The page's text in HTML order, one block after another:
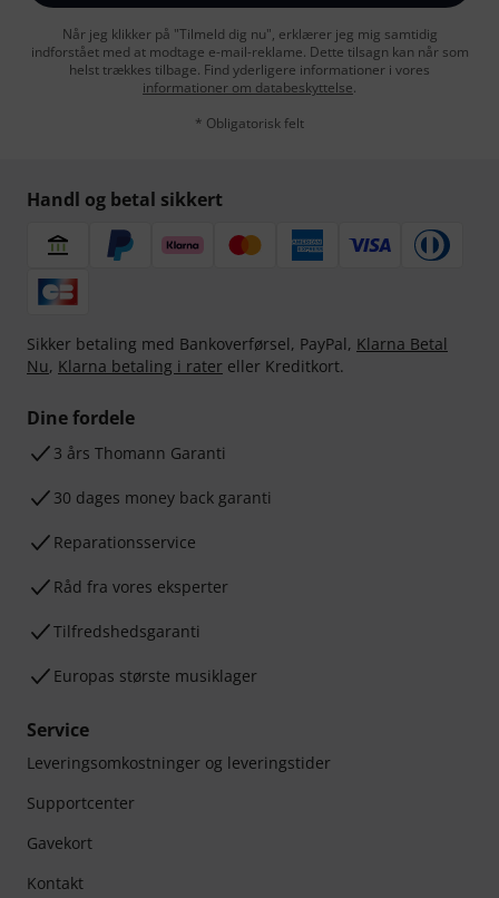
Når jeg klikker på "Tilmeld dig nu", erklærer jeg mig samtidig
indforstået med at modtage e-mail-reklame. Dette tilsagn kan når som
helst trækkes tilbage. Find yderligere informationer i vores
informationer om databeskyttelse.
* Obligatorisk felt
Handl og betal sikkert
Sikker betaling med Bankoverførsel, PayPal, Klarna Betal
Nu, Klarna betaling i rater eller Kreditkort.
Dine fordele
3 års Thomann Garanti
30 dages money back garanti
Reparationsservice
Råd fra vores eksperter
Tilfredshedsgaranti
Europas største musiklager
Service
Leveringsomkostninger og leveringstider
Supportcenter
Gavekort
Kontakt